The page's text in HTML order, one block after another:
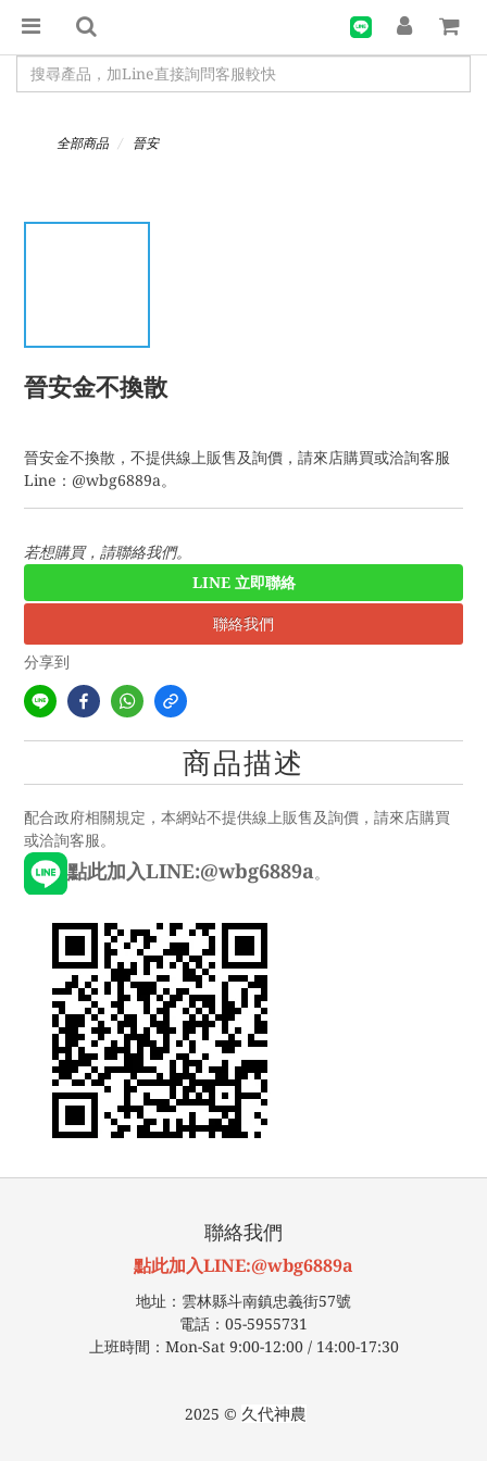
全部商品 晉安
晉安金不換散
晉安金不換散，不提供線上販售及詢價，請來店購買或洽詢客服
Line：@wbg6889a。
若想購買，請聯絡我們。
LINE 立即聯絡
聯絡我們
分享到
商品描述
配合政府相關規定，本網站不提供線上販售及詢價，請來店購買
或洽詢客服。
點此加入LINE:@wbg6889a。
聯絡我們
點此加入LINE:@wbg6889a
地址：雲林縣斗南鎮忠義街57號
電話：05-5955731
上班時間：Mon-Sat 9:00-12:00 / 14:00-17:30
2025 © 久代神農